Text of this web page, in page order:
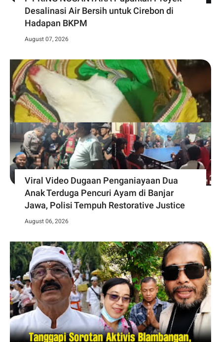
Desalinasi Air Bersih untuk Cirebon di
Hadapan BKPM
August 07, 2026
Viral Video Dugaan Penganiayaan Dua
Anak Terduga Pencuri Ayam di Banjar
Jawa, Polisi Tempuh Restorative Justice
August 06, 2026